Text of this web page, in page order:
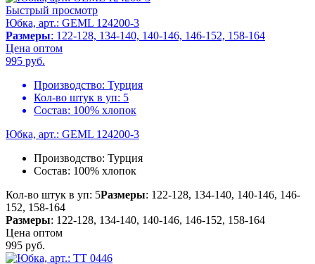
Быстрый просмотр
Юбка, арт.: GEML 124200-3
Размеры: 122-128, 134-140, 140-146, 146-152, 158-164
Цена оптом
995 руб.
Производство: Турция
Кол-во штук в уп: 5
Состав: 100% хлопок
Юбка, арт.: GEML 124200-3
Производство: Турция
Состав: 100% хлопок
Кол-во штук в уп: 5Размеры: 122-128, 134-140, 140-146, 146-
152, 158-164
Размеры: 122-128, 134-140, 140-146, 146-152, 158-164
Цена оптом
995 руб.